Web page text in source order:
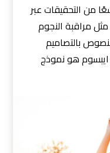
من التحقيقات عبر
مراقبة النجوم
بالتصاميم
هو نموذج